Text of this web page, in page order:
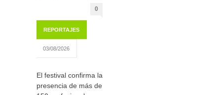
0
REPORTAJES
03/08/2026
El festival confirma la
presencia de más de